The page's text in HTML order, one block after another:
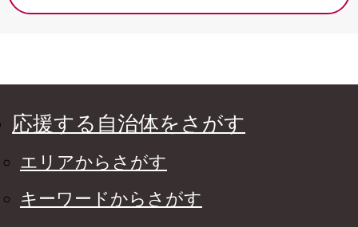
応援する自治体をさがす
エリアからさがす
キーワードからさがす